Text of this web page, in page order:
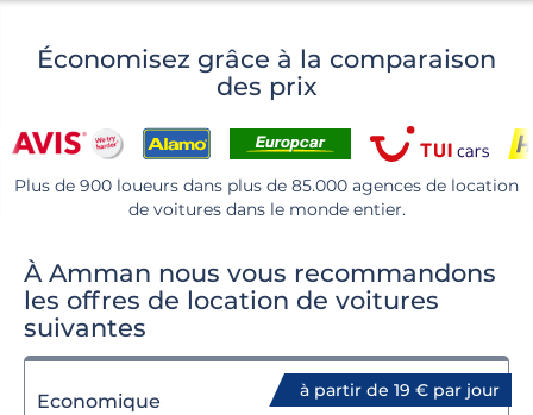
Économisez grâce à la comparaison
des prix
Plus de 900 loueurs dans plus de 85.000 agences de location
de voitures dans le monde entier.
À Amman nous vous recommandons
les offres de location de voitures
suivantes
à partir de 19 € par jour
Economique